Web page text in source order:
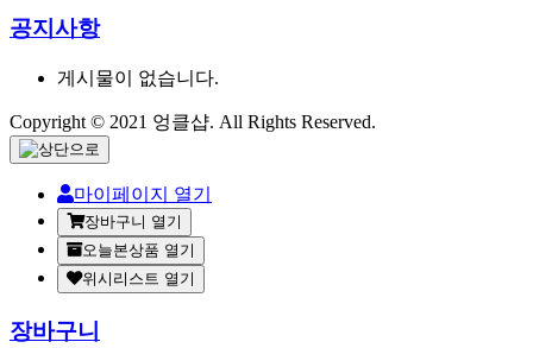
공지사항
게시물이 없습니다.
Copyright © 2021 엉클샵. All Rights Reserved.
마이페이지 열기
장바구니 열기
오늘본상품 열기
위시리스트 열기
장바구니